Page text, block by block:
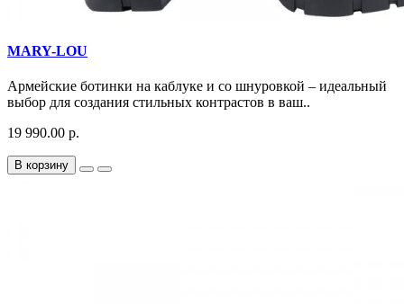
MARY-LOU
Армейские ботинки на каблуке и со шнуровкой – идеальный
выбор для создания стильных контрастов в ваш..
19 990.00 р.
В корзину